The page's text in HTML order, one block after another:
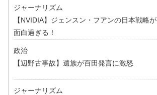
ジャーナリズム
【NVIDIA】ジェンスン・フアンの日本戦略が
面白過ぎる！
政治
【辺野古事故】遺族が百田発言に激怒
ジャーナリズム